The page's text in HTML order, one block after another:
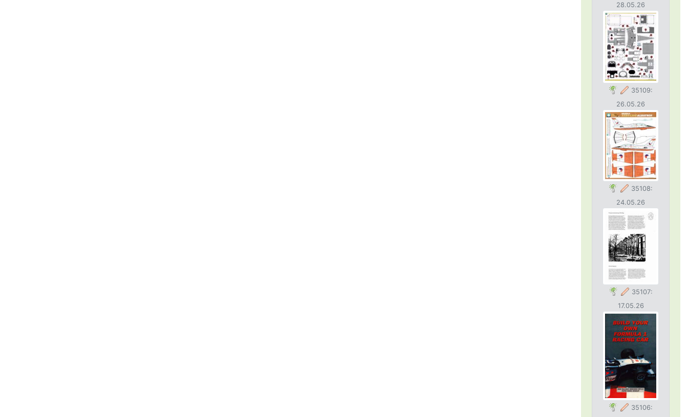
28.05.26
35109:
26.05.26
35108:
24.05.26
35107:
17.05.26
35106: